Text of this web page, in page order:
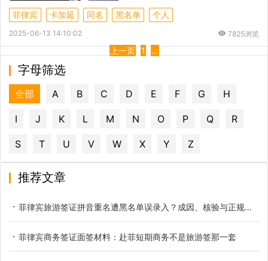
菲律宾 卡加延 同名 黑名单 个人
2025-06-13 14:10:02 7825浏览
上一页 1 ...
字母筛选
全部 A B C D E F G H
I J K L M N O P Q R
S T U V W X Y Z
推荐文章
菲律宾旅游签证拼音重名遭黑名单误录入？成因、核验与正规解决办法
菲律宾商务签证面签材料：赴菲短期商务不是旅游签那一套